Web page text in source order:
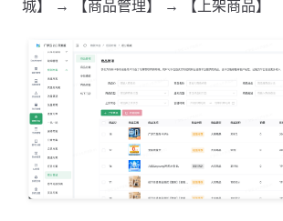
城】 → 【商品管理】 → 【上架商品】